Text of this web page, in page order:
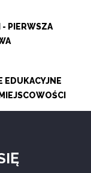
- PIERWSZA
EDUKACYJNE